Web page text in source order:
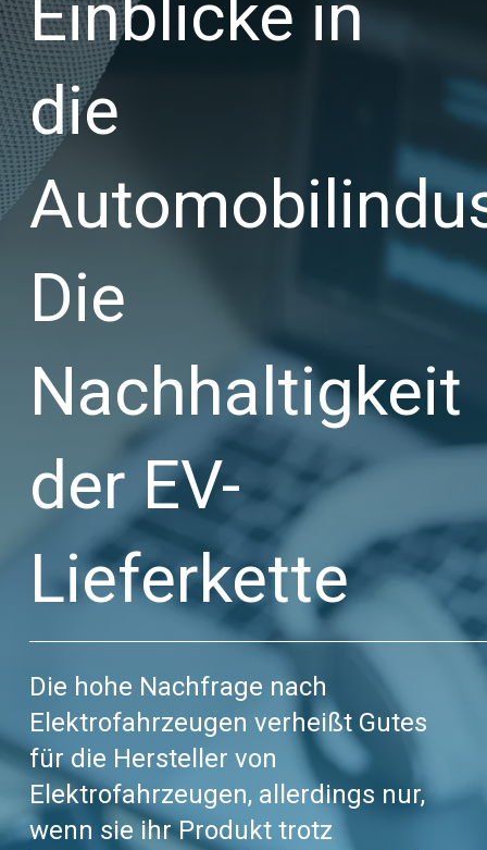
Einblicke in
die
Die
Nachhaltigkeit
der EV-
Lieferkette
Die hohe Nachfrage nach
Elektrofahrzeugen verheißt Gutes
für die Hersteller von
Elektrofahrzeugen, allerdings nur,
wenn sie ihr Produkt trotz